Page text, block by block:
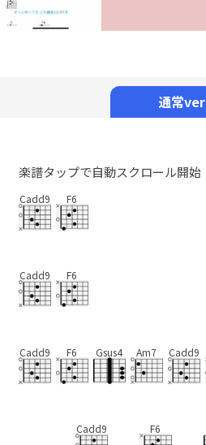
通常ver
楽譜タップで自動スクロール開始
Cadd9 F6
Cadd9 F6
Cadd9 F6 Gsus4 Am7 Cadd9
Cadd9 F6